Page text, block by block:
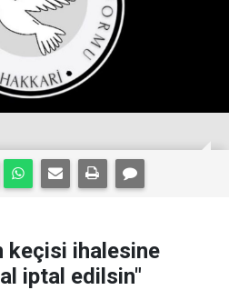
keçisi ihalesine
iptal edilsin"